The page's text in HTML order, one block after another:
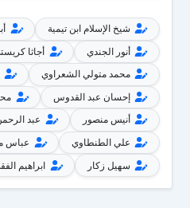
شيخ الإسلام ابن تيمية
أنور الجندي
أجاثا
محمد متولي الشعراوي
إحسان عبد القدوس
أنيس منصور
عبد
علي الطنطاوي
عباس
سهيل زكار
ابراهيم